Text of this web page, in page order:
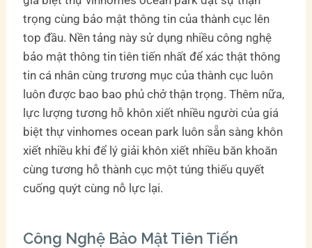
trọng cùng bảo mật thông tin của thành cục lên
top đầu. Nền tảng này sử dụng nhiều công nghệ
bảo mật thông tin tiên tiến nhất để xác thật thông
tin cá nhân cùng trương mục của thành cục luôn
luôn được bao bao phủ chở thận trọng. Thêm nữa,
lực lượng tương hỗ khôn xiết nhiều người của giá
biệt thự vinhomes ocean park luôn sẵn sàng khôn
xiết nhiều khi để lý giải khôn xiết nhiều băn khoăn
cùng tương hỗ thành cục một túng thiếu quyết
cuống quýt cùng nỗ lực lại.
Công Nghệ Bảo Mật Tiên Tiến